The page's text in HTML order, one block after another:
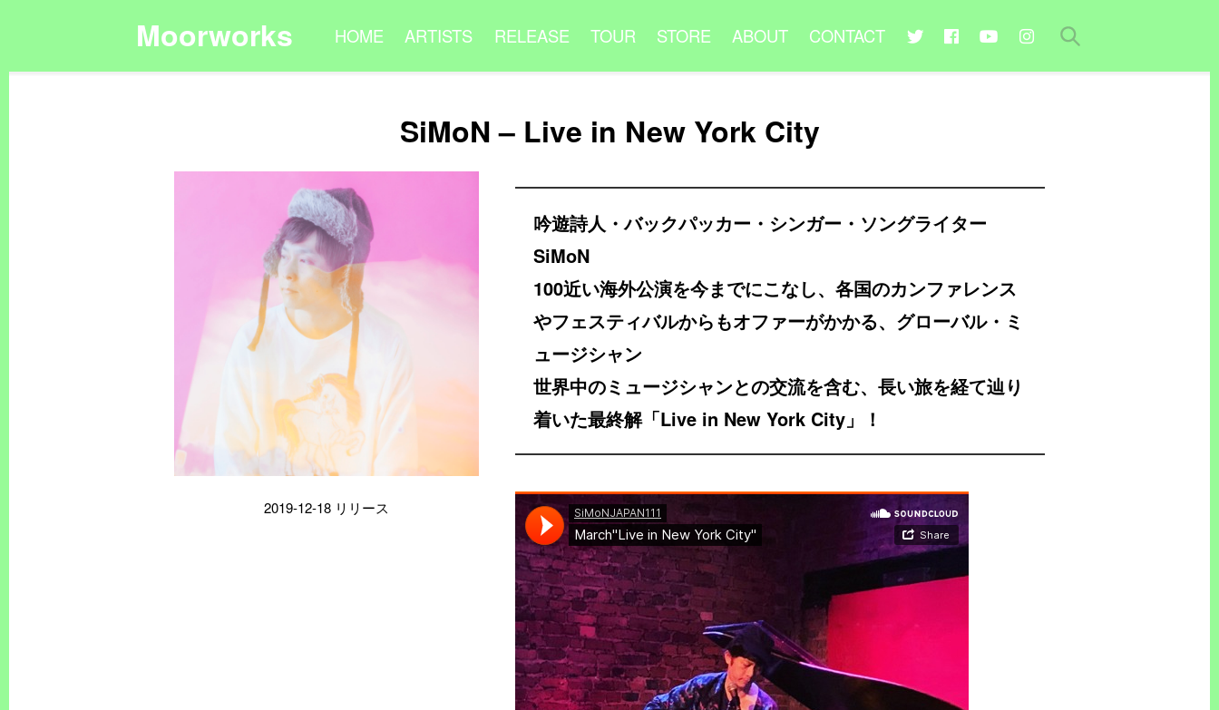
Moorworks HOME ARTISTS RELEASE TOUR STORE ABOUT CONTACT
SiMoN – Live in New York City
2019-12-18 リリース
吟遊詩人・バックパッカー・シンガー・ソングライター
SiMoN
100近い海外公演を今までにこなし、各国のカンファレンス
やフェスティバルからもオファーがかかる、グローバル・ミ
ュージシャン
世界中のミュージシャンとの交流を含む、長い旅を経て辿り
着いた最終解「Live in New York City」！